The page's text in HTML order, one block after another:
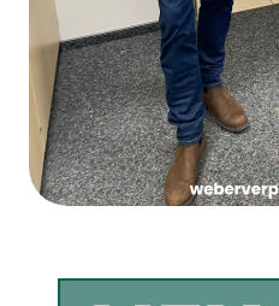
Le jeudi des femmes